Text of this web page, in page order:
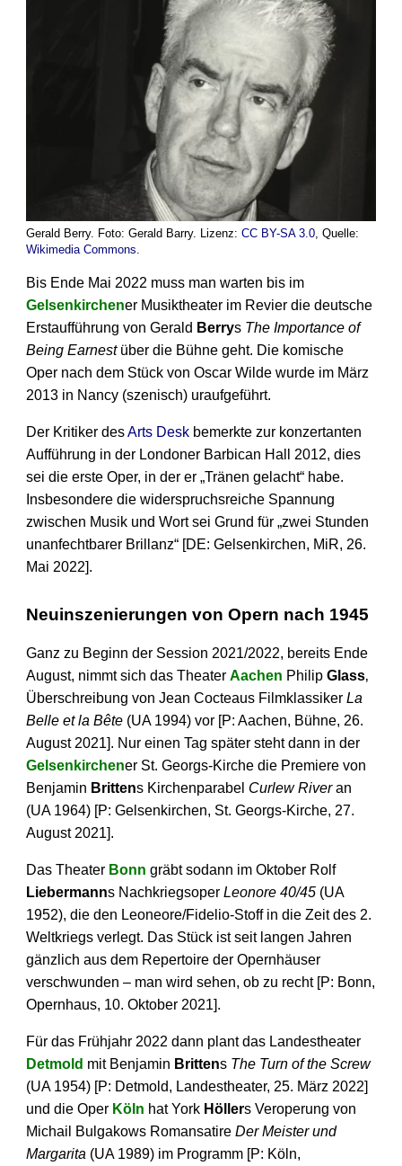
Gerald Berry. Foto: Gerald Barry. Lizenz: CC BY-SA 3.0, Quelle:
Wikimedia Commons.
Bis Ende Mai 2022 muss man warten bis im
Gelsenkirchener Musiktheater im Revier die deutsche
Erstaufführung von Gerald Berrys The Importance of
Being Earnestüber die Bühne geht. Die komische
Oper nach dem Stück von Oscar Wilde wurde im März
2013 in Nancy (szenisch) uraufgeführt.
Der Kritiker desArts Deskbemerkte zur konzertanten
Aufführung in der Londoner Barbican Hall 2012, dies
sei die erste Oper, in der er „Tränen gelacht“ habe.
Insbesondere die widerspruchsreiche Spannung
zwischen Musik und Wort sei Grund für „zwei Stunden
unanfechtbarer Brillanz“ [DE: Gelsenkirchen, MiR, 26.
Mai 2022].
Neuinszenierungen von Opern nach 1945
Ganz zu Beginn der Session 2021/2022, bereits Ende
August, nimmt sich das Theater Aachen Philip Glass‚
Überschreibung von Jean Cocteaus Filmklassiker La
Belle et la Bête(UA 1994) vor [P: Aachen, Bühne, 26.
August 2021]. Nur einen Tag später steht dann in der
Gelsenkirchener St. Georgs-Kirche die Premiere von
Benjamin Brittens Kirchenparabel Curlew Riveran
(UA 1964) [P: Gelsenkirchen, St. Georgs-Kirche, 27.
August 2021].
Das Theater Bonn gräbt sodann im Oktober Rolf
Liebermanns Nachkriegsoper Leonore 40/45(UA
1952), die den Leoneore/Fidelio-Stoff in die Zeit des 2.
Weltkriegs verlegt. Das Stück ist seit langen Jahren
gänzlich aus dem Repertoire der Opernhäuser
verschwunden – man wird sehen, ob zu recht [P: Bonn,
Opernhaus, 10. Oktober 2021].
Für das Frühjahr 2022 dann plant das Landestheater
Detmold mit Benjamin Brittens The Turn of the Screw
(UA 1954) [P: Detmold, Landestheater, 25. März 2022]
und die Oper Köln hat York Höllers Veroperung von
Michail Bulgakows Romansatire Der Meister und
Margarita (UA 1989) im Programm [P: Köln,